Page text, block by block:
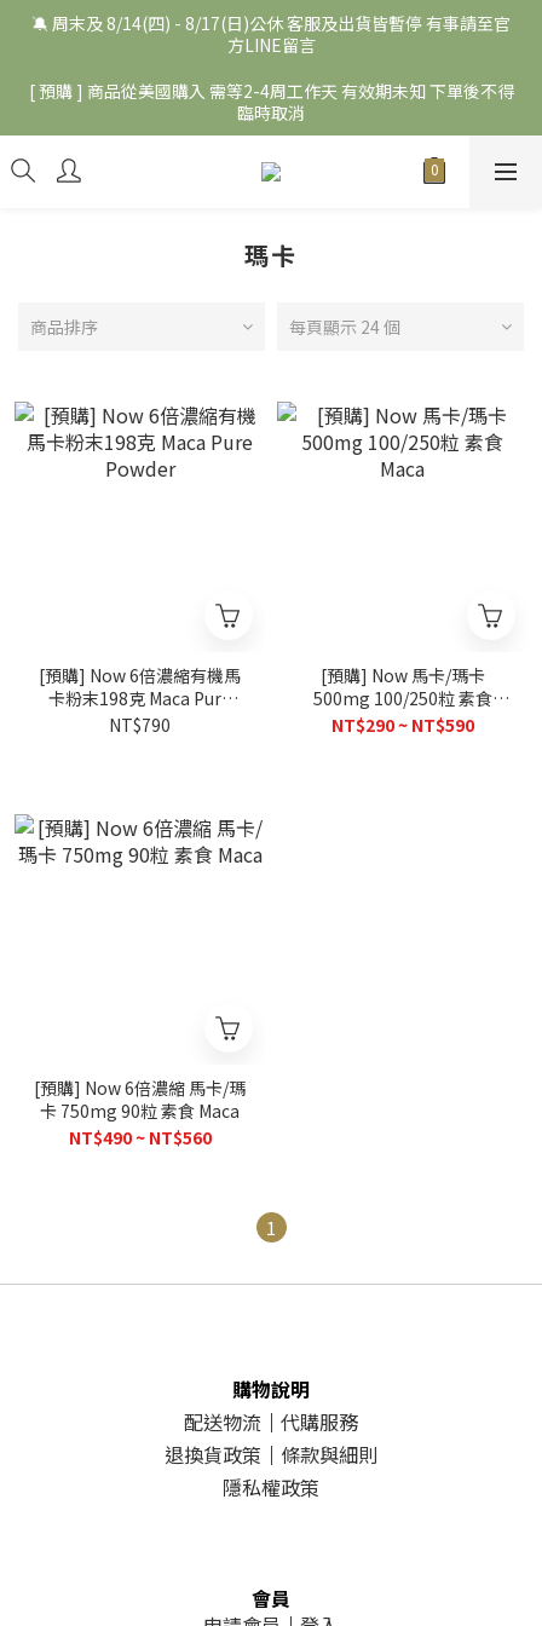
🔕 周末及 8/14(四) - 8/17(日)公休 客服及出貨皆暫停 有事請至官
方LINE留言
[ 預購 ] 商品從美國購入 需等2-4周工作天 有效期未知 下單後不得
臨時取消
瑪卡
商品排序 每頁顯示 24 個
[預購] Now 6倍濃縮有機馬
卡粉末198克 Maca Pure
Powder
NT$790
[預購] Now 馬卡/瑪卡
500mg 100/250粒 素食
Maca
NT$290 ~ NT$590
[預購] Now 6倍濃縮 馬卡/瑪
卡 750mg 90粒 素食 Maca
NT$490 ~ NT$560
1
購物說明
配送物流 ｜ 代購服務
退換貨政策 ｜ 條款與細則
隱私權政策
會員